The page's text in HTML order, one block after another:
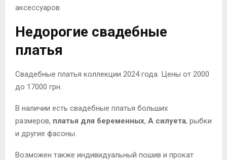
аксессуаров.
Недорогие свадебные
платья
Свадебные платья коллекции 2024 года. Цены от 2000
до 17000 грн.
В наличии есть свадебные платья больших
размеров, платья для беременных, А силуета, рыбки
и другие фасоны.
Возможен также индивидуальный пошив и прокат